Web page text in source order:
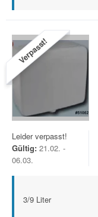
Verpasst!
Leider verpasst!
Gültig: 21.02. -
06.03.
3/9 Liter